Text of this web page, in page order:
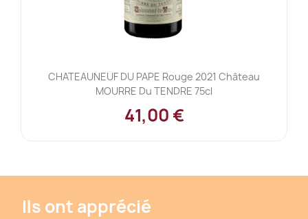
CHATEAUNEUF DU PAPE Rouge 2021 Château
MOURRE Du TENDRE 75cl
41,00 €
Ils ont apprécié